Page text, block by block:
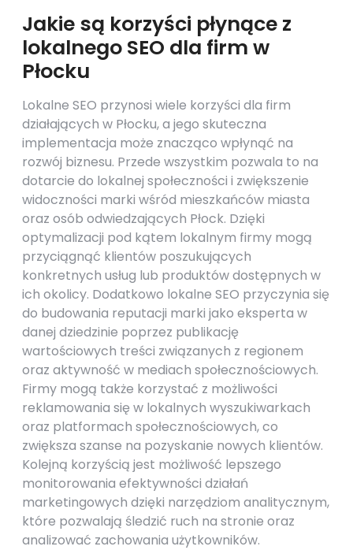
Jakie są korzyści płynące z
lokalnego SEO dla firm w
Płocku
Lokalne SEO przynosi wiele korzyści dla firm
działających w Płocku, a jego skuteczna
implementacja może znacząco wpłynąć na
rozwój biznesu. Przede wszystkim pozwala to na
dotarcie do lokalnej społeczności i zwiększenie
widoczności marki wśród mieszkańców miasta
oraz osób odwiedzających Płock. Dzięki
optymalizacji pod kątem lokalnym firmy mogą
przyciągnąć klientów poszukujących
konkretnych usług lub produktów dostępnych w
ich okolicy. Dodatkowo lokalne SEO przyczynia się
do budowania reputacji marki jako eksperta w
danej dziedzinie poprzez publikację
wartościowych treści związanych z regionem
oraz aktywność w mediach społecznościowych.
Firmy mogą także korzystać z możliwości
reklamowania się w lokalnych wyszukiwarkach
oraz platformach społecznościowych, co
zwiększa szanse na pozyskanie nowych klientów.
Kolejną korzyścią jest możliwość lepszego
monitorowania efektywności działań
marketingowych dzięki narzędziom analitycznym,
które pozwalają śledzić ruch na stronie oraz
analizować zachowania użytkowników.